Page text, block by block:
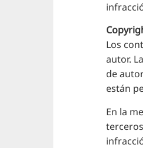
Los
autor.
de
están
En la